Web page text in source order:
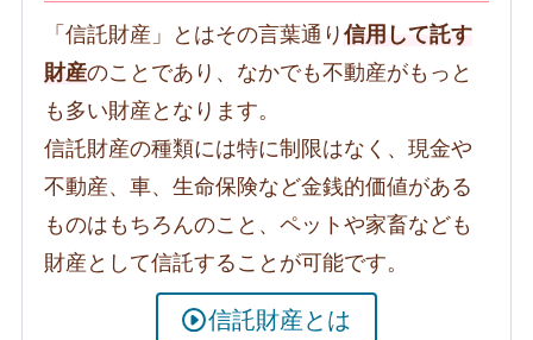
「信託財産」とはその言葉通り 信用して託す
財産のことであり、なかでも不動産がもっと
も多い財産となります。
信託財産の種類には特に制限はなく、現金や
不動産、車、生命保険など金銭的価値がある
ものはもちろんのこと、ペットや家畜なども
財産として信託することが可能です。
信託財産とは